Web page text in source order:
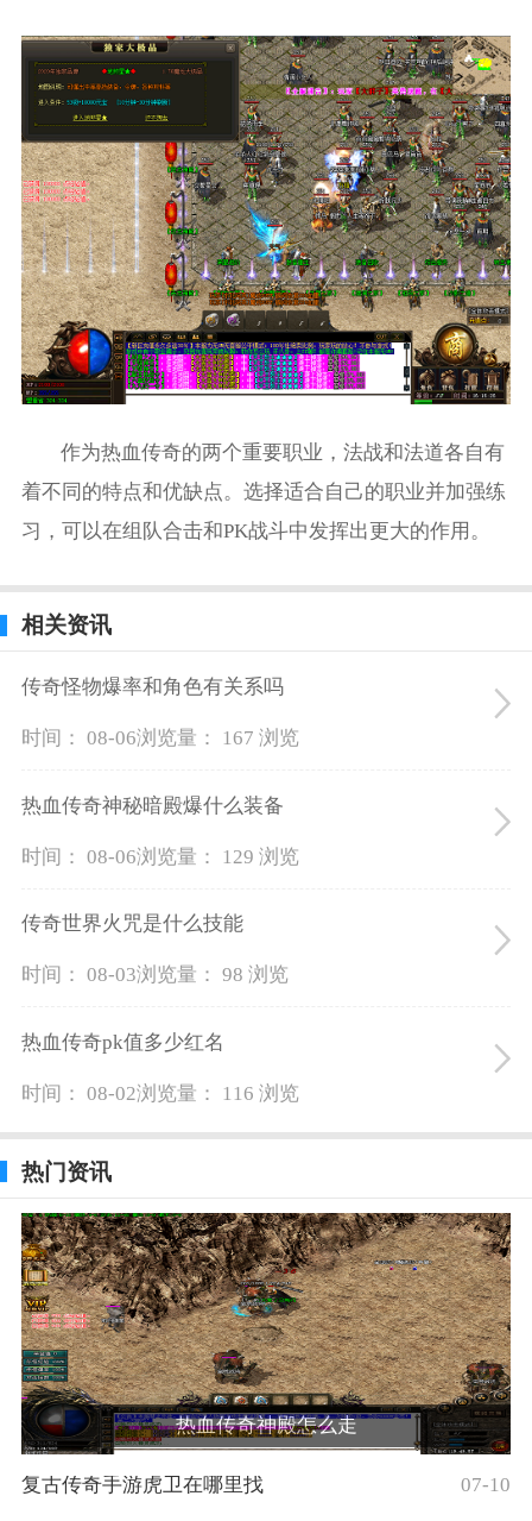
作为热血传奇的两个重要职业，法战和法道各自有
着不同的特点和优缺点。选择适合自己的职业并加强练
习，可以在组队合击和PK战斗中发挥出更大的作用。
相关资讯
传奇怪物爆率和角色有关系吗
时间： 08-06浏览量： 167 浏览
热血传奇神秘暗殿爆什么装备
时间： 08-06浏览量： 129 浏览
传奇世界火咒是什么技能
时间： 08-03浏览量： 98 浏览
热血传奇pk值多少红名
时间： 08-02浏览量： 116 浏览
热门资讯
热血传奇神殿怎么走
复古传奇手游虎卫在哪里找 07-10